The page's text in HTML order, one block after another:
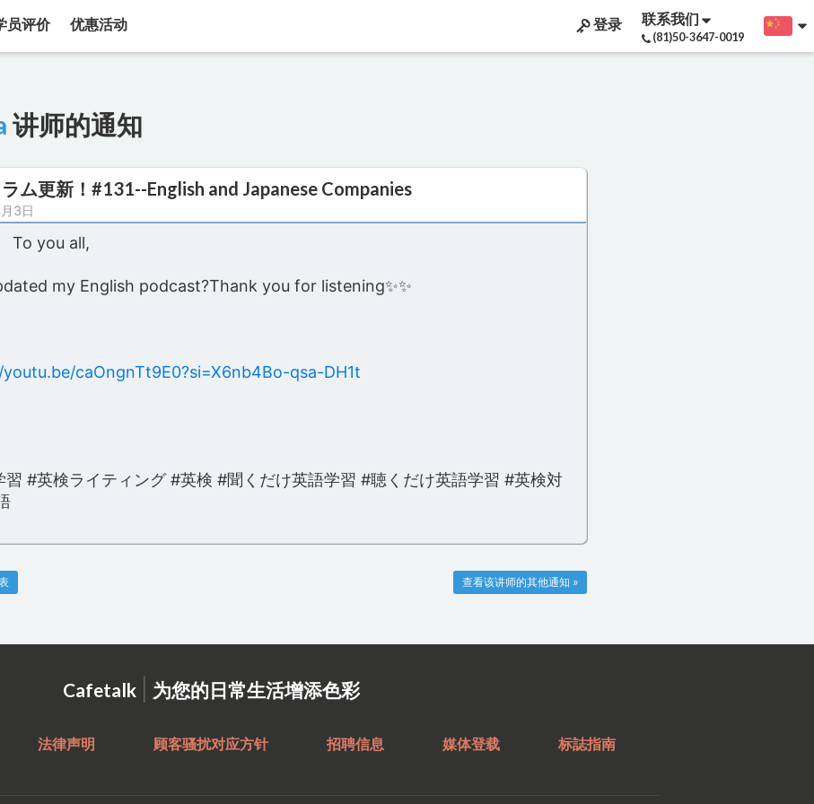
员评价 优惠活动 登录 联系我们
(81)50-3647-0019
讲师的通知
ム更新！#131--English and Japanese Companies
3日
To you all,
my English podcast?Thank you for listening✨✨
caOngnTt9E0?si=X6nb4Bo-qsa-DH1t
習 #英検ライティング #英検 #聞くだけ英語学習 #聴くだけ英語学習 #英検対
查看该讲师的其他通知 »
Cafetalk | 为您的日常生活增添色彩
法律声明 顾客骚扰对应方针 招聘信息 媒体登载 标誌指南